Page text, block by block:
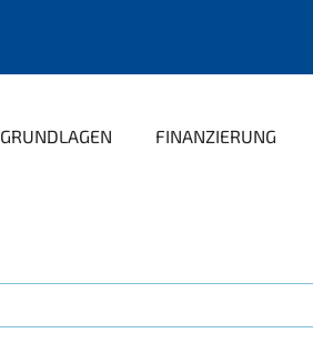
GRUNDLAGEN FINANZIERUNG